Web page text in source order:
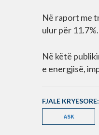
Në raport me
ulur për 11.7%.
Në këtë
e energjisë,
FJALË KRYESORE:
ASK